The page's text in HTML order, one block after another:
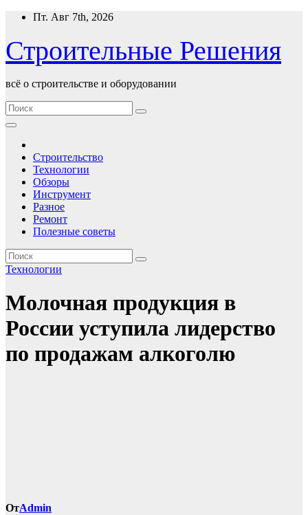
Перейти
содержимому
Пт. Авг 7th, 2026
Строительные Решения
всё о строительстве и оборудовании
Строительство
Технологии
Обзоры
Инструмент
Разное
Ремонт
Полезные советы
Технологии
Молочная продукция в
России уступила лидерство
по продажам алкоголю
ОтAdmin